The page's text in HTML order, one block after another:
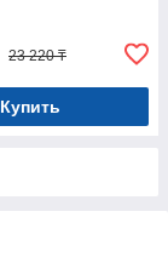
23 220 ₸
Купить